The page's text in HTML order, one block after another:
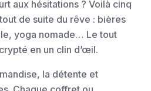
aux hésitations ? Voilà cinq
de suite du rêve : bières
yoga nomade… Le tout
en un clin d’œil.
la détente et